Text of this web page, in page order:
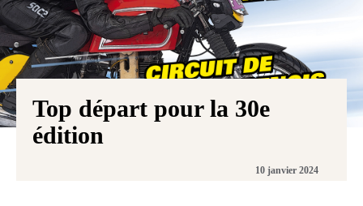
Top départ pour la 30e
édition
10 janvier 2024